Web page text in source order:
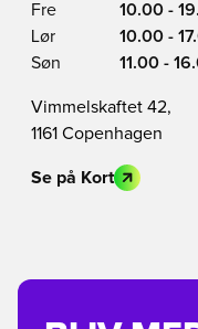
Fre
10.00 -
Lør
10.00 -
Søn
11.00 -
Vimmelskaftet 42,
1161 Copenhagen
Se på Kort